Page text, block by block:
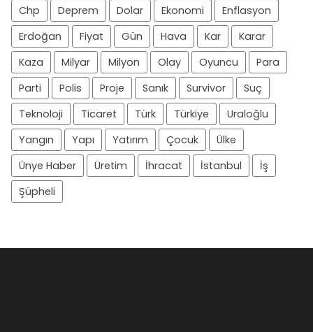
Chp
Deprem Dolar Ekonomi
Enflasyon
Erdoğan
Fiyat Gün Hava Kar
Karar
Kaza
Milyar Milyon Olay Oyuncu
Para
Parti
Polis Proje Sanık Survivor
Suç
Teknoloji
Ticaret Türk Türkiye
Uraloğlu
Yangın
Yapı Yatırım Çocuk
Ülke
Ünye Haber
Üretim İhracat İstanbul
İş
Şüpheli